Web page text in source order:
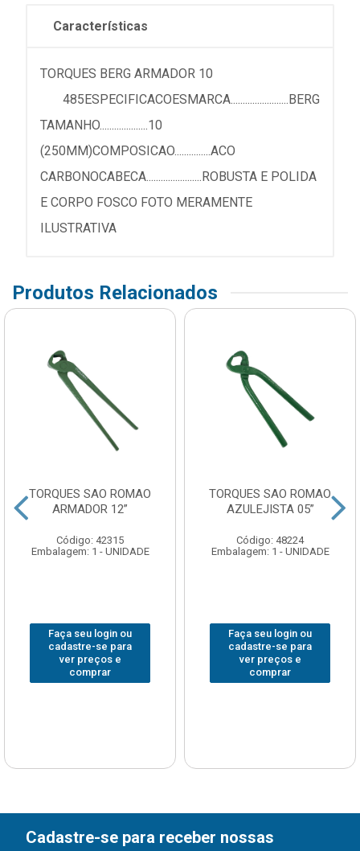
Características
TORQUES BERG ARMADOR 10
485ESPECIFICACOESMARCA........................BERG
TAMANHO....................10
(250MM)COMPOSICAO...............ACO
CARBONOCABECA.......................ROBUSTA E POLIDA
E CORPO FOSCO FOTO MERAMENTE
ILUSTRATIVA
Produtos Relacionados
TORQUES SAO ROMAO
ARMADOR 12”
Código: 42315
Embalagem: 1 - UNIDADE
Faça seu login ou
cadastre-se para
ver preços e
comprar
TORQUES SAO ROMAO
AZULEJISTA 05”
Código: 48224
Embalagem: 1 - UNIDADE
Faça seu login ou
cadastre-se para
ver preços e
comprar
Cadastre-se para receber nossas